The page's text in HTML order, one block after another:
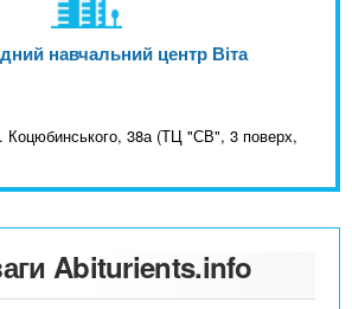
навчальний центр Віта
Коцюбинського, 38а (ТЦ "СВ", 3 поверх,
Abiturients.info